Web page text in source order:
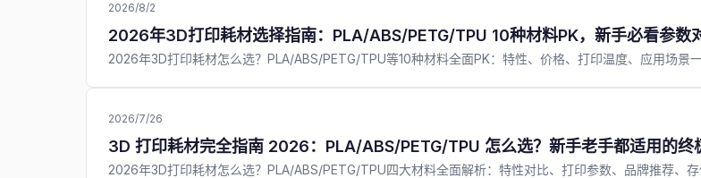
2026/8/2
2026年3D打印耗材选择指南：PLA/ABS/PETG/TPU 10种材料PK，新手必看参数
2026年3D打印耗材怎么选？PLA/ABS/PETG/TPU等10种材料全面PK：特性、价格、打印温度、应用场
2026/7/26
3D 打印耗材完全指南 2026：PLA/ABS/PETG/TPU 怎么选？新手老手都适用的终
2026年3D打印耗材怎么选？PLA/ABS/PETG/TPU四大材料全面解析：特性对比、打印参数、品牌推荐、